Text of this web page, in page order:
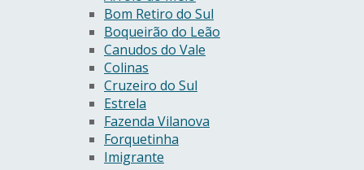
Bom Retiro do Sul
Boqueirão do Leão
Canudos do Vale
Colinas
Cruzeiro do Sul
Estrela
Fazenda Vilanova
Forquetinha
Imigrante